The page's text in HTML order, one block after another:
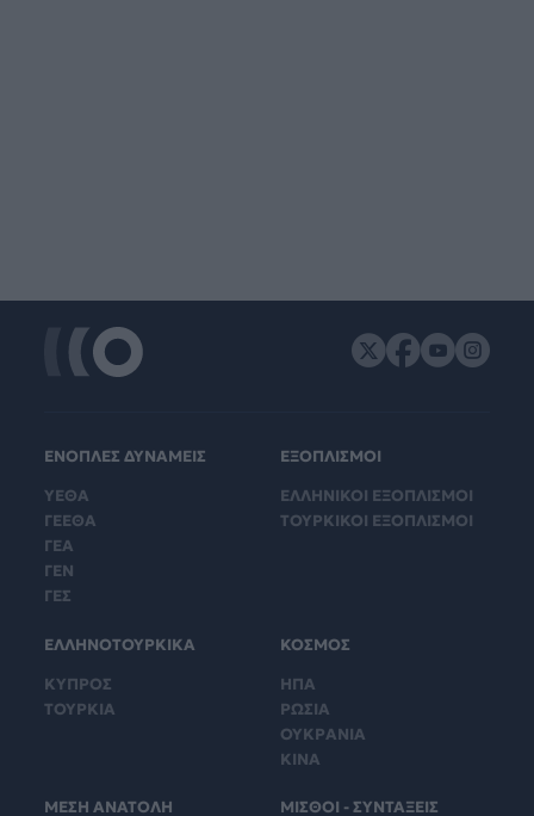
ΕΝΟΠΛΕΣ ΔΥΝΑΜΕΙΣ
ΥΕΘΑ
ΓΕΕΘΑ
ΓΕΑ
ΓΕΝ
ΓΕΣ
ΕΞΟΠΛΙΣΜΟΙ
ΕΛΛΗΝΙΚΟΙ ΕΞΟΠΛΙΣΜΟΙ
ΤΟΥΡΚΙΚΟΙ ΕΞΟΠΛΙΣΜΟΙ
ΕΛΛΗΝΟΤΟΥΡΚΙΚΑ
ΚΥΠΡΟΣ
ΤΟΥΡΚΙΑ
ΚΟΣΜΟΣ
ΗΠΑ
ΡΩΣΙΑ
ΟΥΚΡΑΝΙΑ
ΚΙΝΑ
ΜΕΣΗ ΑΝΑΤΟΛΗ ΜΙΣΘΟΙ - ΣΥΝΤΑΞΕΙΣ